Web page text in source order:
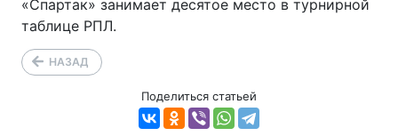
«Спартак» занимает десятое место в турнирной
таблице РПЛ.
НАЗАД
Поделиться статьей